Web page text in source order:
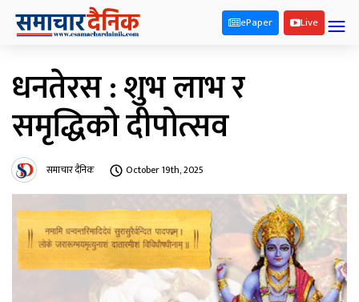
ePaper Live
धनतेरस : शुभ लाभ र
समृद्धिको दीपोत्सव
समाचार दैनिक October 19th, 2025